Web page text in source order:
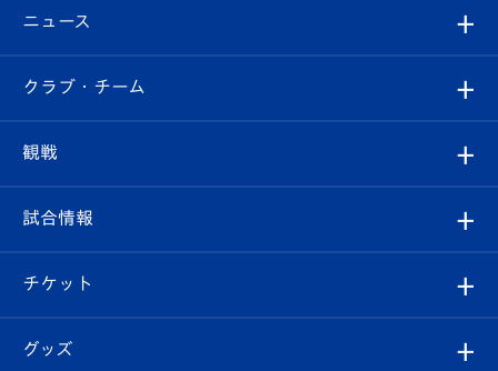
ニュース
すべて
クラブ
試合情報
チケット
クラブ・チーム
クラブ概要
エンブレム紹介
観戦
観戦ルール
はじめての観戦ガイド
試合情報
試合日程/結果
チケット
チケット
グッズ